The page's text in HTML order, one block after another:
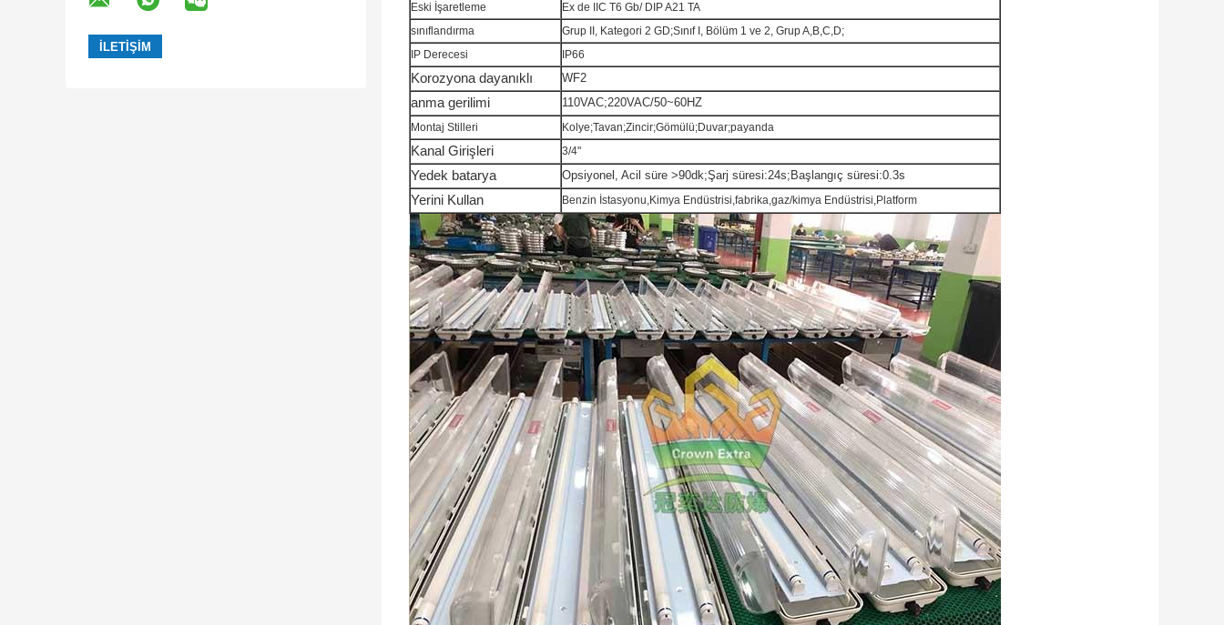
Eski İşaretleme
Ex de IIC T6 Gb/ DIP A21 TA
sınıflandırma
Grup II, Kategori 2 GD;Sınıf I, Bölüm 1 ve 2, Grup A,B,C,D;
IP Derecesi
IP66
Korozyona dayanıklı WF2
anma gerilimi 110VAC;220VAC/50~60HZ
Montaj Stilleri Kolye;Tavan;Zincir;Gömülü;Duvar;payanda
Kanal Girişleri 3/4"
Yedek batarya Opsiyonel, Acil süre >90dk;Şarj süresi:24s;Başlangıç ​​süresi:0.3s
Yerini Kullan Benzin İstasyonu,Kimya Endüstrisi,fabrika,gaz/kimya Endüstrisi,Platform